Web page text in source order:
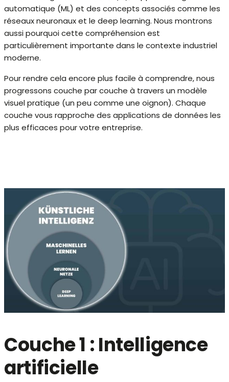
automatique (ML) et des concepts associés comme les
réseaux neuronaux et le deep learning. Nous montrons
aussi pourquoi cette compréhension est
particulièrement importante dans le contexte industriel
moderne.
Pour rendre cela encore plus facile à comprendre, nous
progressons couche par couche à travers un modèle
visuel pratique (un peu comme une oignon). Chaque
couche vous rapproche des applications de données les
plus efficaces pour votre entreprise.
Couche 1 : Intelligence
artificielle